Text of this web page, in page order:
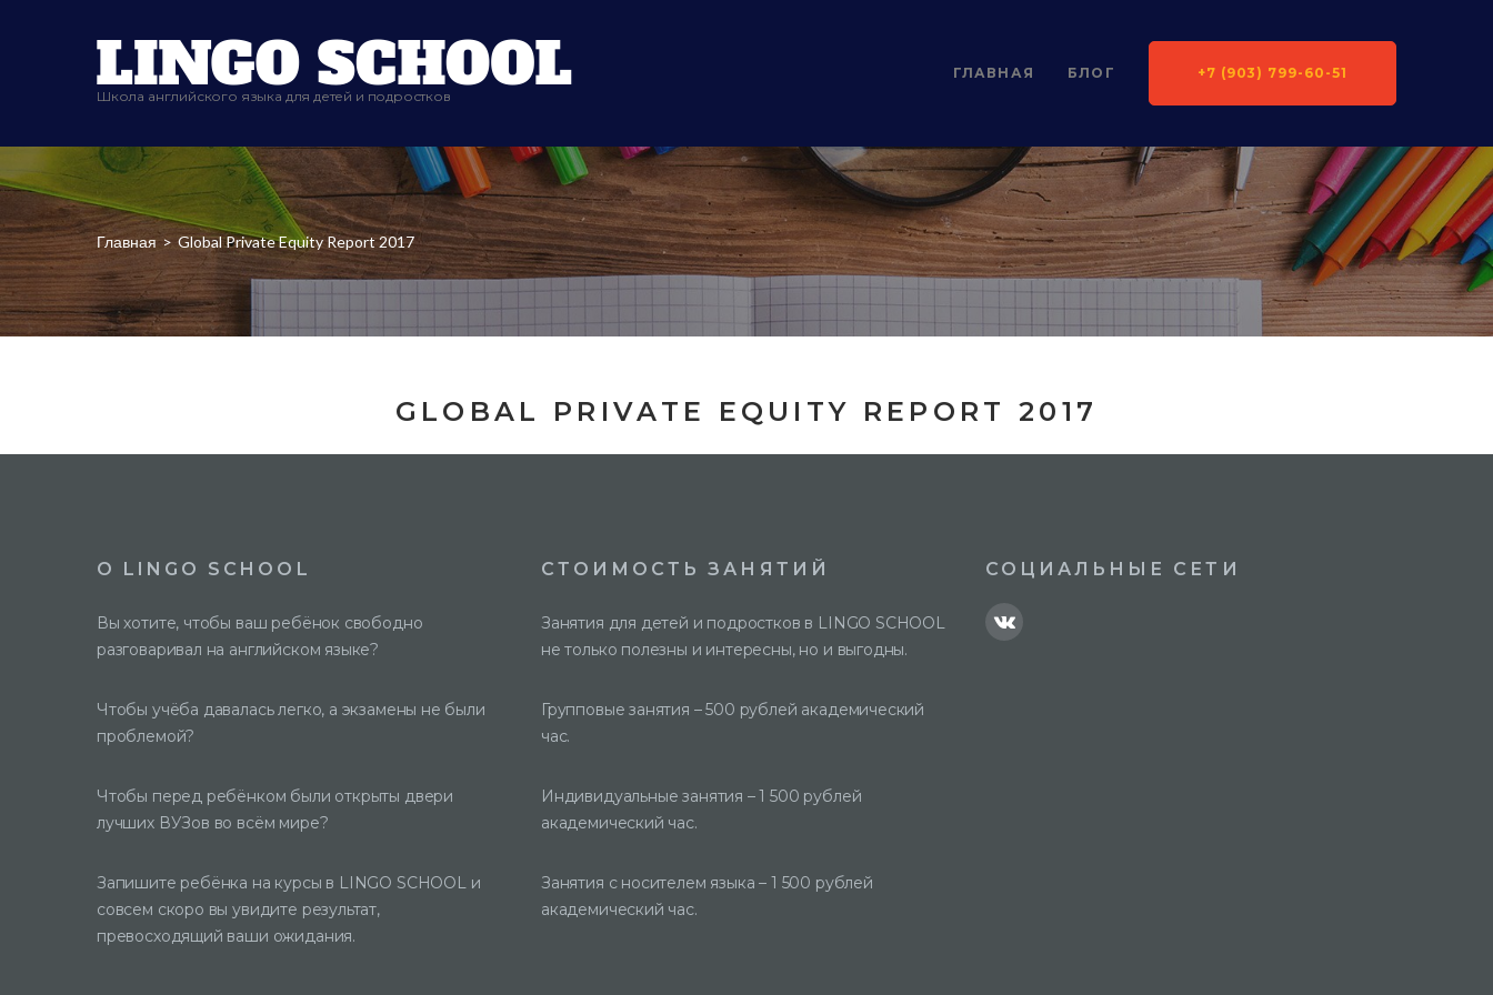
Школа английского языка для детей и подростков
ГЛАВНАЯ БЛОГ +7 (903) 799-60-51
Главная > Global Private Equity Report 2017
GLOBAL PRIVATE EQUITY REPORT 2017
О LINGO SCHOOL
Вы хотите, чтобы ваш ребёнок свободно
разговаривал на английском языке?
Чтобы учёба давалась легко, а экзамены не были
проблемой?
Чтобы перед ребёнком были открыты двери
лучших ВУЗов во всём мире?
Запишите ребёнка на курсы в LINGO SCHOOL и
совсем скоро вы увидите результат,
превосходящий ваши ожидания.
СТОИМОСТЬ ЗАНЯТИЙ
Занятия для детей и подростков в LINGO SCHOOL
не только полезны и интересны, но и выгодны.
Групповые занятия – 500 рублей академический
час.
Индивидуальные занятия – 1 500 рублей
академический час.
Занятия с носителем языка – 1 500 рублей
академический час.
СОЦИАЛЬНЫЕ СЕТИ